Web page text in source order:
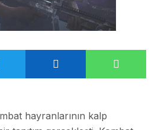
hayranlarının kalp